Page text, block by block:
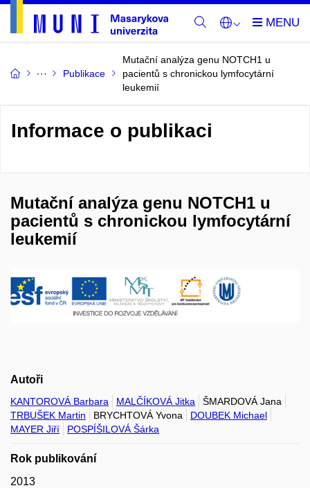
Publikace
Mutační analýza genu NOTCH1 u
pacientů s chronickou lymfocytární
leukemií
Informace o publikaci
Mutační analýza genu NOTCH1 u
pacientů s chronickou lymfocytární
leukemií
Autoři
KANTOROVÁ Barbara MALČÍKOVÁ Jitka
ŠMARDOVÁ Jana
TRBUŠEK Martin
BRYCHTOVÁ Yvona
DOUBEK Michael
MAYER Jiří
POSPÍŠILOVÁ Šárka
Rok publikování
2013